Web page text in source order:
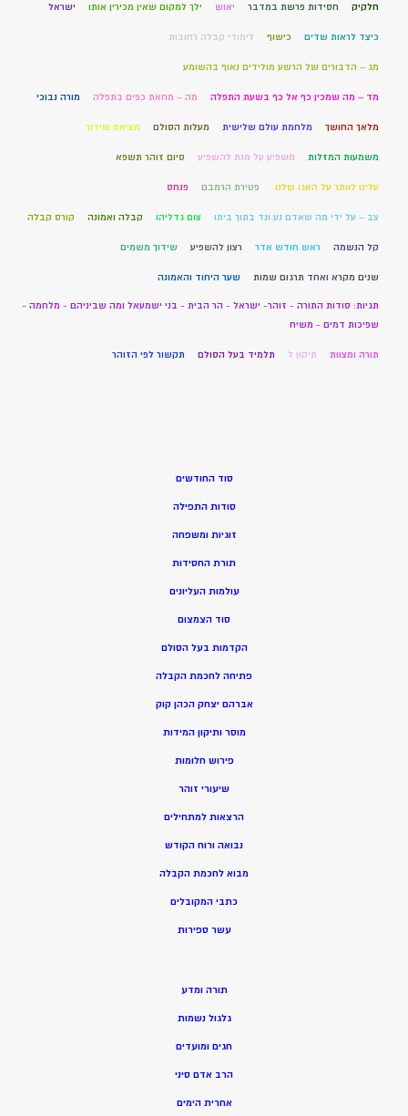
חלקיק חסידות פרשת במדבר יאוש ילך למקום שאין מכירין אותו ישראל
כיצד לראות שדים כישוף לימודי קבלה רחובות
מג – הדבורים של הרשע מולידים נאוף בהשומע
מד – מה שמכין כף אל כף בשעת התפלה מה – מחאת כפים בתפלה מורה נבוכי
מלאך החושך מלחמת עולם שלישית מעלות הסולם מציאת שידוך
משמעות המזלות משפיע על מנת להשפיע סיום זוהר תשפא
עלינו לוותר על האגו שלנו. פטירת הרמבם פנחס
צב – על ידי מה שאדם נע ונד בתוך ביתו צום גדליהו קבלה ואמונה קורס קבלה
קל הנשמה ראש חודש אדר רצון להשפיע שידוך משמים
שנים מקרא ואחד תרגום שמות שער היחוד והאמונה
תגיות: סודות התורה - זוהר- ישראל - הר הבית - בני ישמעאל ומה שביניהם - מלחמה -
שפיכות דמים - משיח
תורה ומצוות תיקון ל תלמיד בעל הסולם תקשור לפי הזוהר
סוד החודשים
סודות התפילה
זוגיות ומשפחה
תורת החסידות
עולמות העליונים
סוד הצמצום
הקדמות בעל הסולם
פתיחה לחכמת הקבלה
אברהם יצחק הכהן קוק
מוסר ותיקון המידות
פירוש חלומות
שיעורי זוהר
הרצאות למתחילים
נבואה ורוח הקודש
מבוא לחכמת הקבלה
כתבי המקובלים
עשר ספירות
תורה ומדע
גלגול נשמות
חגים ומועדים
הרב אדם סיני
אחרית הימים